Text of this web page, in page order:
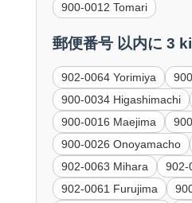
900-0012 Tomari
郵便番号 以内に 3
902-0064 Yorimiya
900-0034 Higashimachi
900-0016 Maejima
900-0026 Onoyamacho
902-0063 Mihara
902-
902-0061 Furujima